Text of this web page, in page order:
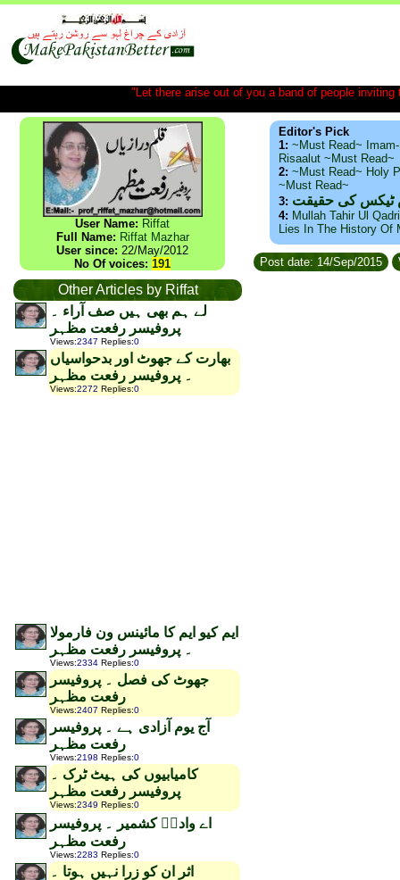
"Let there arise out of you a band of people
User Name: Riffat
Full Name: Riffat Mazhar
User since: 22/May/2012
No Of voices: 191
Other Articles by Riffat
لے ہم بھی ہیں صف آراء ۔
پروفیسر رفعت مظہر
Views:2347 Replies:0
بھارت کے جھوٹ اور بدحواسیاں
۔ پروفیسر رفعت مظہر
Views:2272 Replies:0
ایم کیو ایم کا مائینس ون فارمولا
۔ پروفیسر رفعت مظہر
Views:2334 Replies:0
جھوٹ کی فصل ۔ پروفیسر
رفعت مظہر
Views:2407 Replies:0
آج یوم آزادی ہے ۔ پروفیسر
رفعت مظہر
Views:2198 Replies:0
کامیابیوں کی ہیٹ ٹرک ۔
پروفیسر رفعت مظہر
Views:2349 Replies:0
اے وادیؑ کشمیر ۔ پروفیسر
رفعت مظہر
Views:2283 Replies:0
اثر ان کو زرا نہیں ہوتا ۔
Editor's Pick
1: ~Must Read~
Risaalut ~Must Read~
2: ~Must Read~ Holy
~Must Read~
3: ٹیکس کی حقیقت
4: Mullah Tahir Ul
Lies In The History Of
Post date: 14/Sep/2015